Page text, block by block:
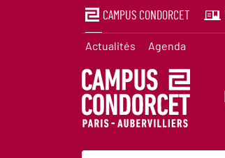
CAMPUS CONDORCET
Actualités Agenda